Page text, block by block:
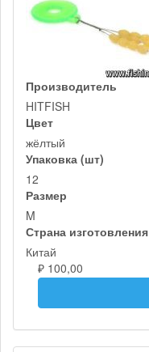
Производитель
HITFISH
Цвет
жёлтый
Упаковка (шт)
12
Размер
M
Страна изготовления
Китай
₽ 100,00